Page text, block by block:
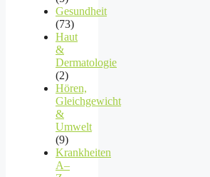
Gesundheit
(73)
Haut
&
Dermatologie
(2)
Hören,
Gleichgewicht
&
Umwelt
(9)
Krankheiten
A–